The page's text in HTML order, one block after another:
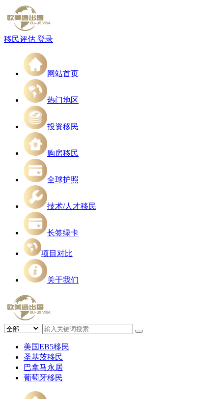
移民评估 登录
网站首页
热门地区
投资移民
购房移民
全球护照
技术/人才移民
长签绿卡
项目对比
关于我们
美国EB5移民
圣基茨移民
巴拿马永居
葡萄牙移民